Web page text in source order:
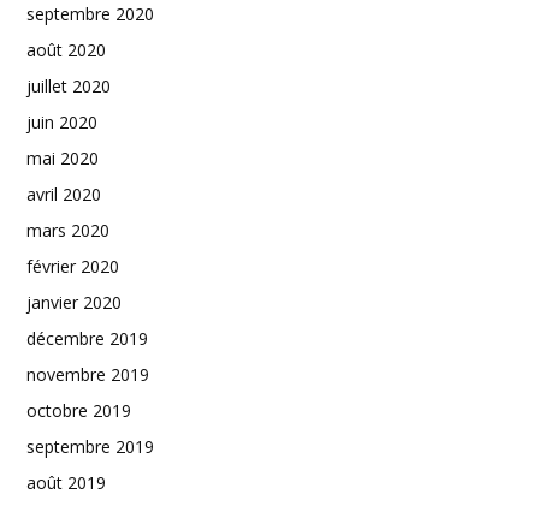
septembre 2020
août 2020
juillet 2020
juin 2020
mai 2020
avril 2020
mars 2020
février 2020
janvier 2020
décembre 2019
novembre 2019
octobre 2019
septembre 2019
août 2019